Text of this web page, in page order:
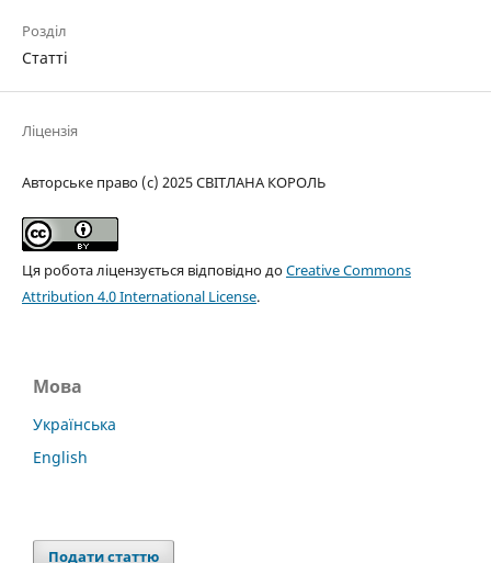
Розділ
Статті
Ліцензія
Авторське право (c) 2025 СВІТЛАНА КОРОЛЬ
Ця робота ліцензується відповідно доCreative Commons
Attribution 4.0 International License.
Мова
Українська
English
Подати статтю